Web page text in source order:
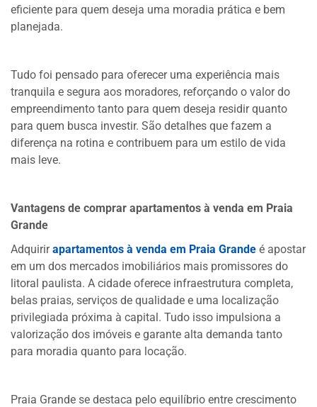
eficiente para quem deseja uma moradia prática e bem
planejada.
Tudo foi pensado para oferecer uma experiência mais
tranquila e segura aos moradores, reforçando o valor do
empreendimento tanto para quem deseja residir quanto
para quem busca investir. São detalhes que fazem a
diferença na rotina e contribuem para um estilo de vida
mais leve.
Vantagens de comprar apartamentos à venda em Praia
Grande
Adquirirapartamentos à venda em Praia Grande é apostar
em um dos mercados imobiliários mais promissores do
litoral paulista. A cidade oferece infraestrutura completa,
belas praias, serviços de qualidade e uma localização
privilegiada próxima à capital. Tudo isso impulsiona a
valorização dos imóveis e garante alta demanda tanto
para moradia quanto para locação.
Praia Grande se destaca pelo equilíbrio entre crescimento